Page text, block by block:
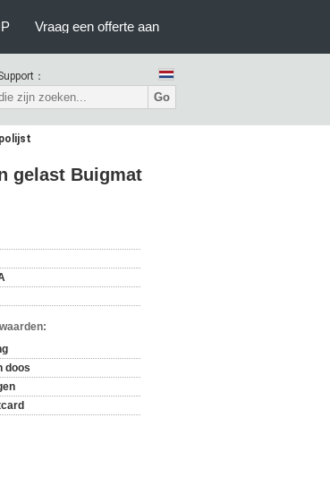
Vraag een offerte aan
：
Go
gelast Buigmat
doos